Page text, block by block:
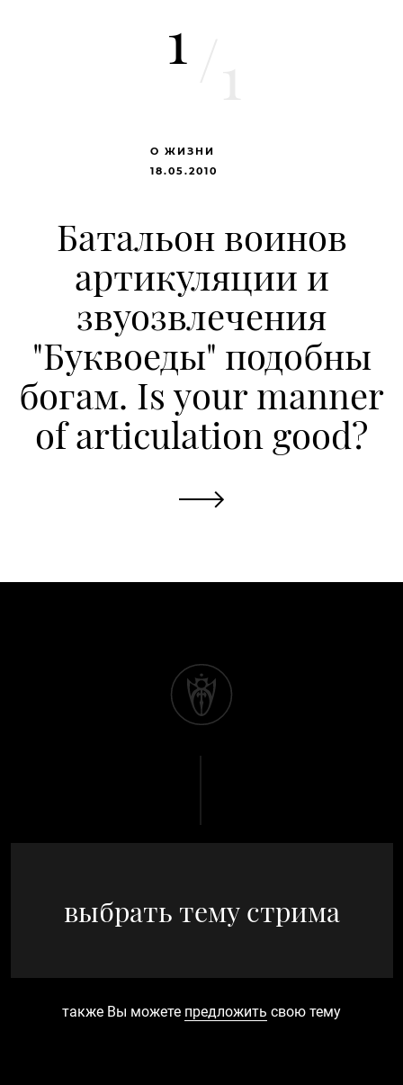
1
О ЖИЗНИ
18.05.2010
Батальон воинов
артикуляции и
звуозвлечения
"Буквоеды" подобны
богам. Is your manner
of articulation good?
выбрать тему стрима
также Вы можете предложить свою тему